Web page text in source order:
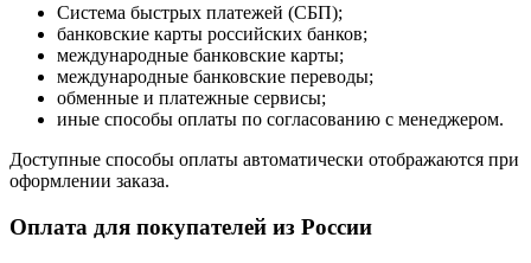
Система быстрых платежей (СБП);
банковские карты российских банков;
международные банковские карты;
международные банковские переводы;
обменные и платежные сервисы;
иные способы оплаты по согласованию с менеджером.
Доступные способы оплаты автоматически отображаются при
оформлении заказа.
Оплата для покупателей из России